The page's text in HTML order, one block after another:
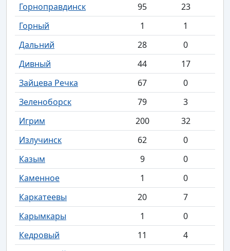
Горноправдинск
95
23
Горный
1
1
Дальний
28
0
Дивный
44
17
Зайцева Речка
67
0
Зеленоборск
79
3
Игрим
200
32
Излучинск
62
0
Казым
9
0
Каменное
1
0
Каркатеевы
20
7
Карымкары
1
0
Кедровый
11
4